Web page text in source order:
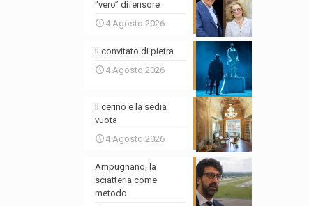
“vero” difensore
4 Agosto 2026
Il convitato di pietra
4 Agosto 2026
Il cerino e la sedia
vuota
4 Agosto 2026
Ampugnano, la
sciatteria come
metodo